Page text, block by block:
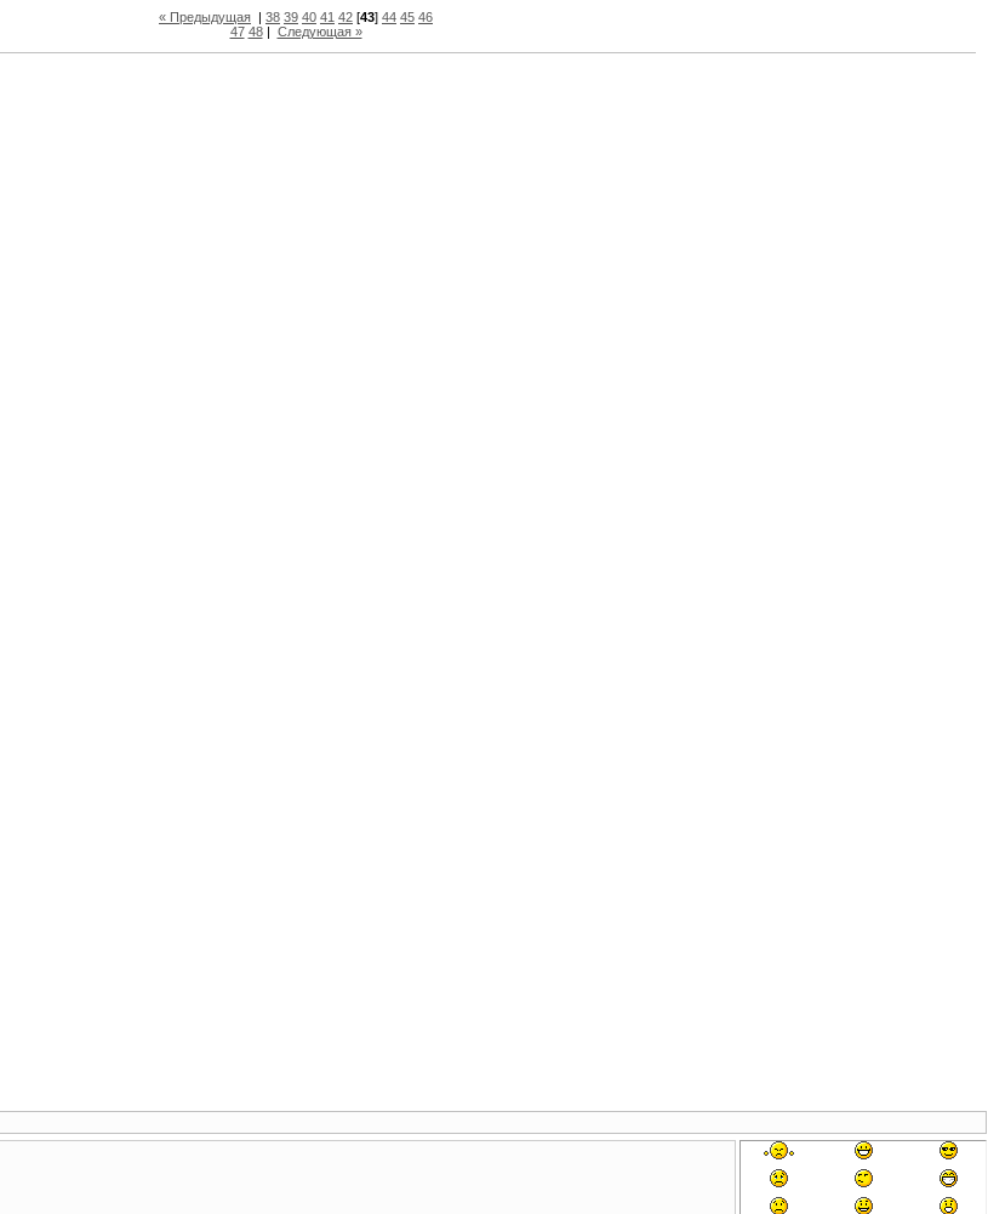
« Предыдущая | 38 39 40 41 42 [43] 44 45 46
47 48| Следующая »